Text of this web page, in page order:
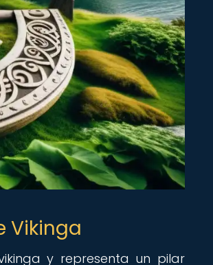
Vikinga
y representa un pilar